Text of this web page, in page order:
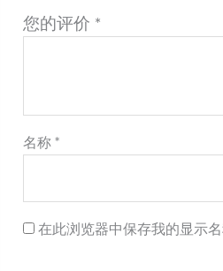
您的评价 *
名称*
在此浏览器中保存我的显示